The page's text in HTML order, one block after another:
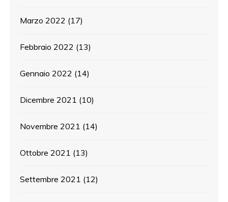
Marzo 2022 (17)
Febbraio 2022 (13)
Gennaio 2022 (14)
Dicembre 2021 (10)
Novembre 2021 (14)
Ottobre 2021 (13)
Settembre 2021 (12)